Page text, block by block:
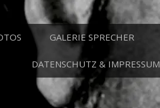
GALERIE SPRECHER
DATENSCHUTZ & IMPRESSUM